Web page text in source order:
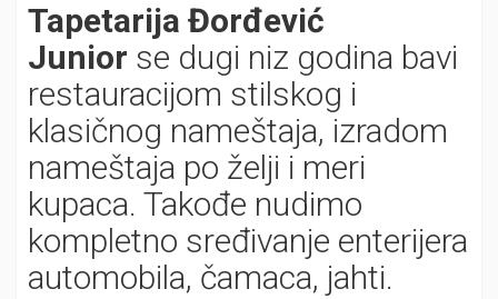
Tapetarija Đorđević
Junior se dugi niz godina bavi
restauracijom stilskog i
klasičnog nameštaja, izradom
nameštaja po želji i meri
kupaca. Takođe nudimo
kompletno sređivanje enterijera
automobila, čamaca, jahti.